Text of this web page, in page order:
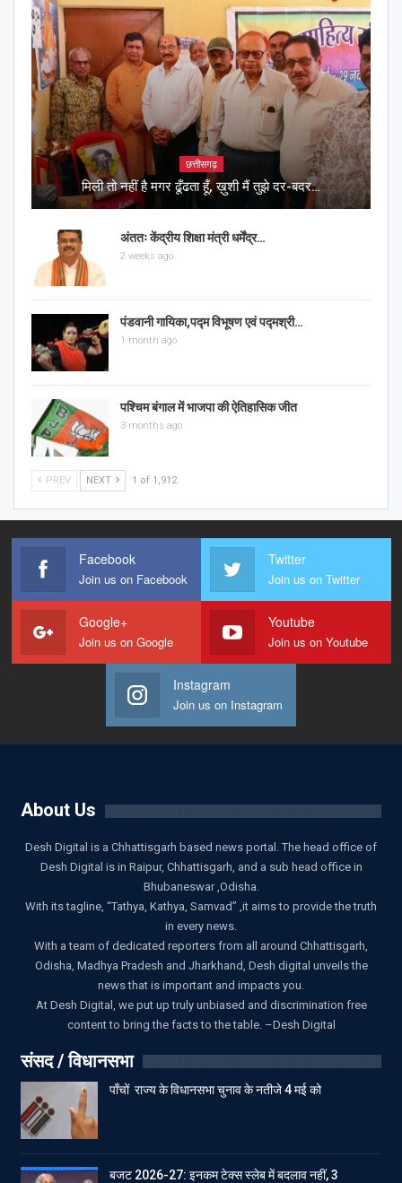
छत्तीसगढ़
मिली तो नहीं है मगर ढूँढता हूँ, ख़ुशी मैं तुझे दर-बदर…
अंततः केंद्रीय शिक्षा मंत्री धर्मेंद्र…
2 weeks ago
पंडवानी गायिका,पद्म विभूषण एवं पद्मश्री…
1 month ago
पश्चिम बंगाल में भाजपा की ऐतिहासिक जीत
3 months ago
PREV NEXT 1 of 1,912
Facebook
Join us on Facebook
Twitter
Join us on Twitter
Google+
Join us on Google
Youtube
Join us on Youtube
Instagram
Join us on Instagram
About Us
Desh Digital is a Chhattisgarh based news portal. The head office of
Desh Digital is in Raipur, Chhattisgarh, and a sub head office in
Bhubaneswar ,Odisha.
With its tagline, “Tathya, Kathya, Samvad” ,it aims to provide the truth
in every news.
With a team of dedicated reporters from all around Chhattisgarh,
Odisha, Madhya Pradesh and Jharkhand, Desh digital unveils the
news that is important and impacts you.
At Desh Digital, we put up truly unbiased and discrimination free
content to bring the facts to the table. –Desh Digital
संसद / विधानसभा
पाँचों राज्य के विधानसभा चुनाव के नतीजे 4 मई को
बजट 2026-27: इनकम टेक्स स्लेब में बदलाव नहीं, 3